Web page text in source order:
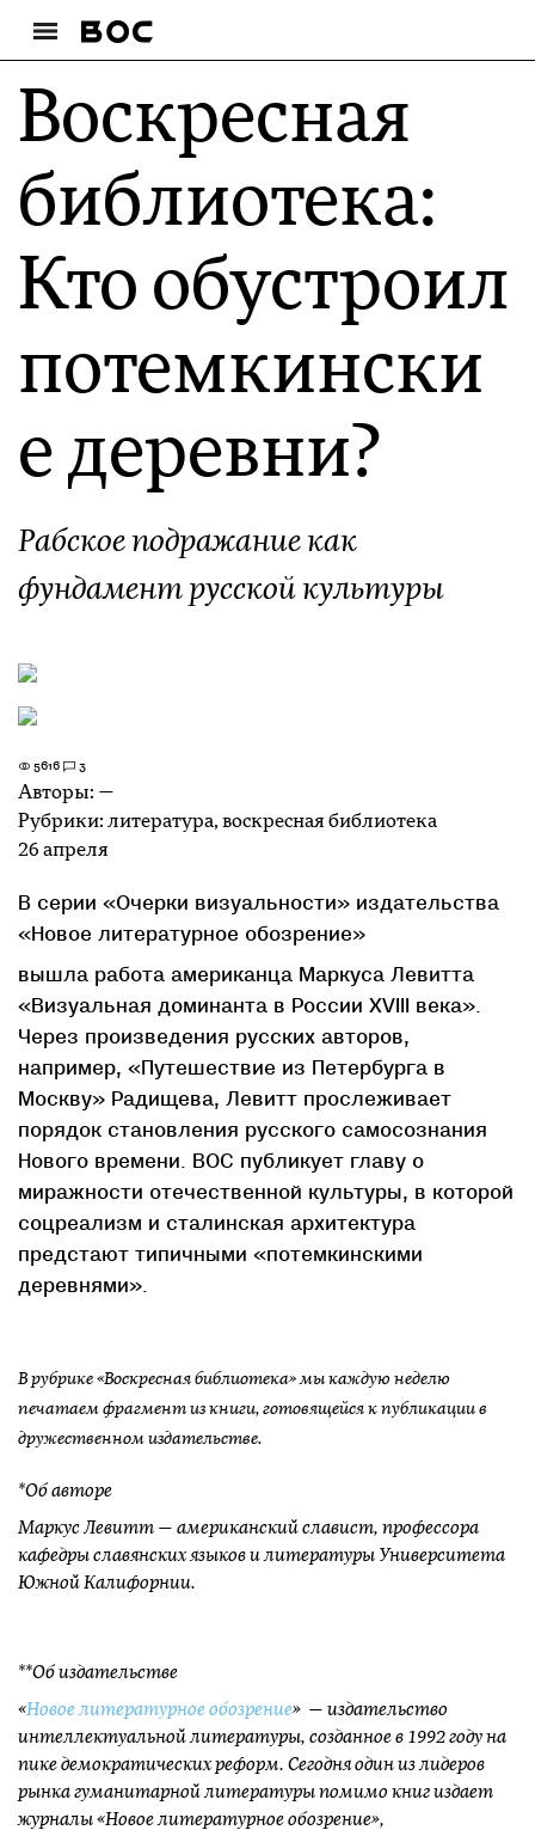
Воскресная
библиотека:
Кто обустроил
потемкински
е деревни?
Рабское подражание как
фундамент русской культуры
5616 3
Авторы: —
Рубрики: литература, воскресная библиотека
26 апреля
В серии «Очерки визуальности» издательства
«Новое литературное обозрение»
вышла работа американца Маркуса Левитта
«Визуальная доминанта в России XVIII века».
Через произведения русских авторов,
например, «Путешествие из Петербурга в
Москву» Радищева, Левитт прослеживает
порядок становления русского самосознания
Нового времени. ВОС публикует главу о
миражности отечественной культуры, в которой
соцреализм и сталинская архитектура
предстают типичными «потемкинскими
деревнями».
В рубрике «Воскресная библиотека» мы каждую неделю
печатаем фрагмент из книги, готовящейся к публикации в
дружественном издательстве.
*Об авторе
Маркус Левитт — американский славист, профессора
кафедры славянских языков и литературы Университета
Южной Калифорнии.
**Об издательстве
«Новое литературное обозрение» — издательство
интеллектуальной литературы, cозданное в 1992 году на
пике демократических реформ. Сегодня один из лидеров
рынка гуманитарной литературы помимо книг издает
журналы «Новое литературное обозрение»,